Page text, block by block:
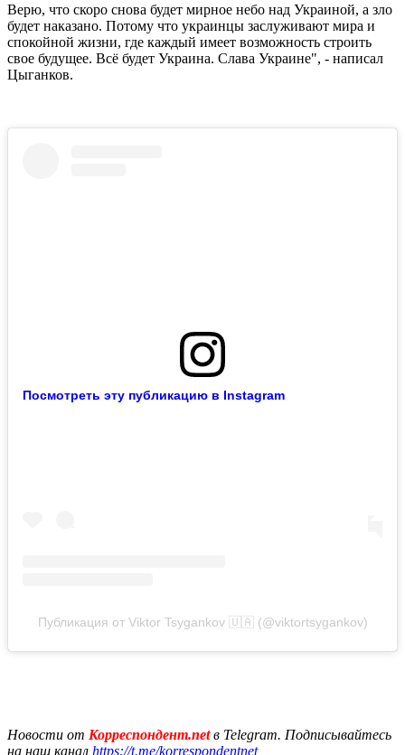
Верю, что скоро снова будет мирное небо над Украиной, а зло
будет наказано. Потому что украинцы заслуживают мира и
спокойной жизни, где каждый имеет возможность строить
свое будущее. Всё будет Украина. Слава Украине", - написал
Цыганков.
Посмотреть эту публикацию в Instagram
Публикация от Viktor Tsygankov 🇺🇦 (@viktortsygankov)
Новости от Корреспондент.netв Telegram. Подписывайтесь
на наш канал https://t.me/korrespondentnet